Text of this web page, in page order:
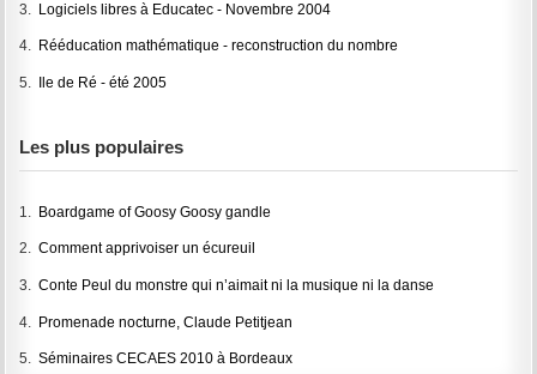
3. Logiciels libres à Educatec - Novembre 2004
4. Rééducation mathématique - reconstruction du nombre
5. Ile de Ré - été 2005
Les plus populaires
1. Boardgame of Goosy Goosy gandle
2.Comment apprivoiser un écureuil
3.Conte Peul du monstre qui n’aimait ni la musique ni la danse
4. Promenade nocturne, Claude Petitjean
5.Séminaires CECAES 2010 à Bordeaux